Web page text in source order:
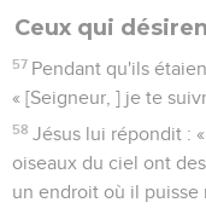
Ceux qui
57 Pendant qu'ils
« [Seigneur, ] je te
58 Jésus lui répondit :
oiseaux du ciel ont
un endroit où il puisse